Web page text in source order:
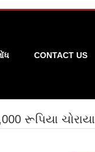
CONTACT US
રૂપિયા ચોરાયા